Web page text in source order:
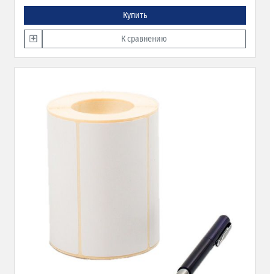
Купить
К сравнению